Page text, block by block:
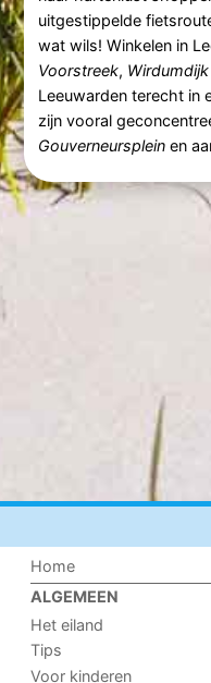
uitgestippelde
wat wils! Winkelen in
Voorstreek, Wirdumdijk
Leeuwarden terecht in
zijn vooral
Gouverneurspleinen
Home
ALGEMEEN
Het eiland
Tips
Voor kinderen